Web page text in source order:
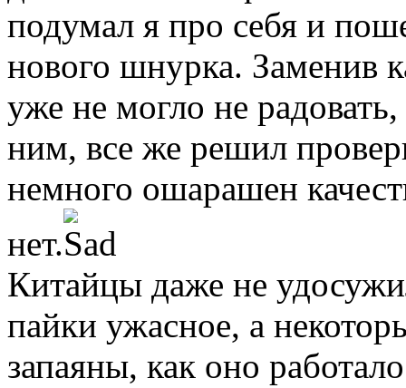
подумал я про себя и
нового шнурка. Заменив
уже не могло не
ним, все же решил
немного ошарашен
нет.
Китайцы даже не
пайки ужасное, а
запаяны, как оно